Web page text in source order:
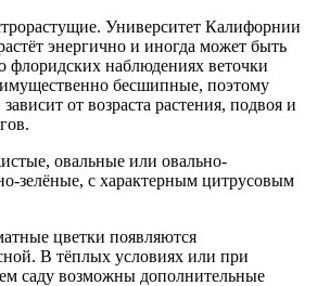
Университет Калифорнии
энергично и иногда может быть
наблюдениях веточки
бесшипные, поэтому
от возраста растения, подвоя и
овальные или овально-
зелёные, с характерным цитрусовым
цветки появляются
В тёплых условиях или при
саду возможны дополнительные